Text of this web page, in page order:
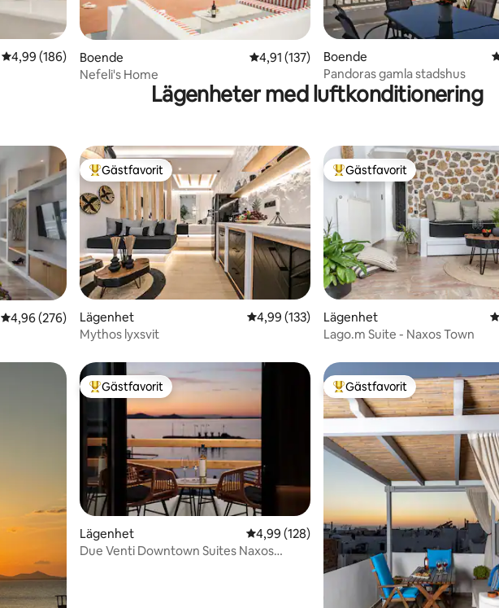
4,99 av 5 i genomsnittligt betyg, 186 omdömen
4,99 (186)
Boende 4,91 av 5 i genomsnittligt betyg, 137
4,91 (137)
Nefeli's Home
Boende
Pandoras gamla stadshus
Lägenheter med luftkonditionering
4,96 av 5 i genomsnittligt betyg, 276 omdömen
4,96 (276)
Populär gästfavorit
Gästfavorit
Lägenhet 4,99 av 5 i genomsnittligt betyg, 133
4,99 (133)
Mythos lyxsvit
Populär gästfavorit
Gästfavorit
Lägenhet
Lago.m Suite - Naxos Town
Populär gästfavorit
Gästfavorit
Lägenhet 4,99 av 5 i genomsnittligt betyg, 128
4,99 (128)
Due Venti Downtown Suites Naxos
Populär gästfavorit
Gästfavorit